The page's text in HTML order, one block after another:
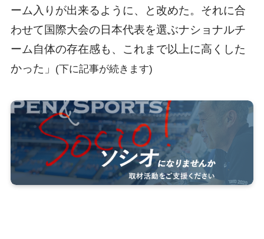
ーム入りが出来るように、と改めた。それに合
わせて国際大会の日本代表を選ぶナショナルチ
ーム自体の存在感も、これまで以上に高くした
かった」
(下に記事が続きます)